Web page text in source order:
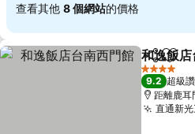
查看其他 8 個網站的價格
分享 加
和逸飯
4 星級
9.2 超級讚
距離鹿耳
直通新光